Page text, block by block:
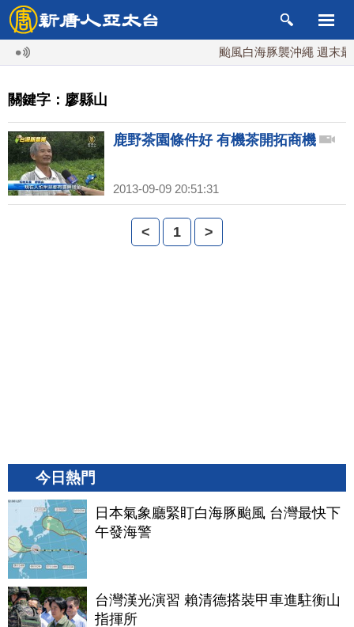
颱風白海豚襲沖繩 週末最
關鍵字：廖縣山
鹿野茶園條件好 有機茶開拓商機
2013-09-09 20:51:31
< 1 >
今日熱門
日本氣象廳緊盯白海豚颱風 台灣最快下
午發海警
台灣漢光演習 賴清德搭裝甲車進駐衡山
指揮所